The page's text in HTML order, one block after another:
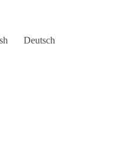
Deutsch